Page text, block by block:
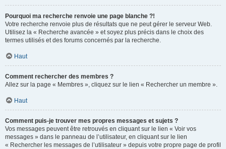
Pourquoi ma recherche renvoie une page blanche ?!
Votre recherche renvoie plus de résultats que ne peut gérer le serveur Web.
Utilisez la « Recherche avancée » et soyez plus précis dans le choix des
termes utilisés et des forums concernés par la recherche.
Haut
Comment rechercher des membres ?
Allez sur la page « Membres », cliquez sur le lien « Rechercher un membre ».
Haut
Comment puis-je trouver mes propres messages et sujets ?
Vos messages peuvent être retrouvés en cliquant sur le lien « Voir vos
messages » dans le panneau de l’utilisateur, en cliquant sur le lien
« Rechercher les messages de l’utilisateur » depuis votre propre page de profil